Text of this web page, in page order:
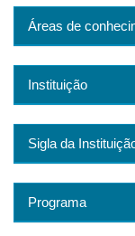
Áreas de
Instituição
Sigla da
Programa